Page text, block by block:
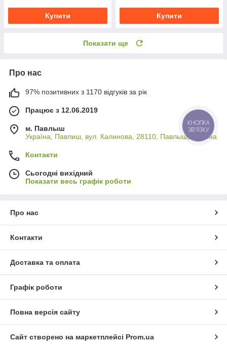
Купити Купити
Показати ще
Про нас
97% позитивних з 1170 відгуків за рік
Працює з 12.06.2019
м. Павлыш
Україна, Павлиш, вул. Калинова, 28110, Павлыш, Україна
Контакти
Сьогодні вихідний
Показати весь графік роботи
Про нас
Контакти
Доставка та оплата
Графік роботи
Повна версія сайту
Сайт створено на маркетплейсі Prom.ua
КНОПКА
ЗВ'ЯЗКУ